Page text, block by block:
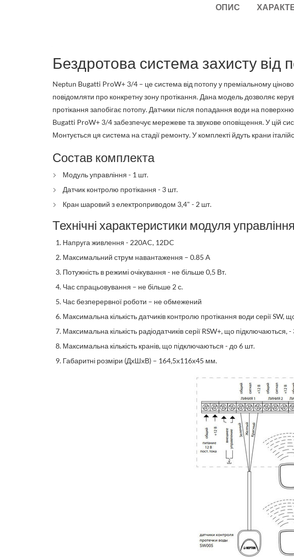
ОПИС
Бездротова система захисту
Neptun Bugatti ProW+ 3/4 – це система від потопу у преміальному
повідомляти про конкретну зону протікання. Дана модель дозволяє
протікання запобігає потопу. Датчики після попадання води на
Bugatti ProW+ 3/4 забезпечує мережеве та звукове оповіщення. У цій
Монтується ця система на стадії ремонту. У комплекті йдуть крани
Состав комплекта
Модуль управління - 1 шт.
Датчик контролю протікання - 3 шт.
Кран шаровий з електроприводом 3,4" - 2 шт.
Технічні характеристики модуля управління
Напруга живлення - 220AC, 12DC
Максимальний струм навантаження – 0.85 A
Потужність в режимі очікування - не більше 0,5 Вт.
Час спрацьовування – не більше 2 с.
Час безперервної роботи – не обмежений
Максимальна кількість датчиків контролю протікання води серії
Максимальна кількість радіодатчиків серії RSW+, що підключаються,
Максимальна кількість кранів, що підключаються - до 6 шт.
Габаритні розміри (ДхШхВ) – 164,5х116х45 мм.